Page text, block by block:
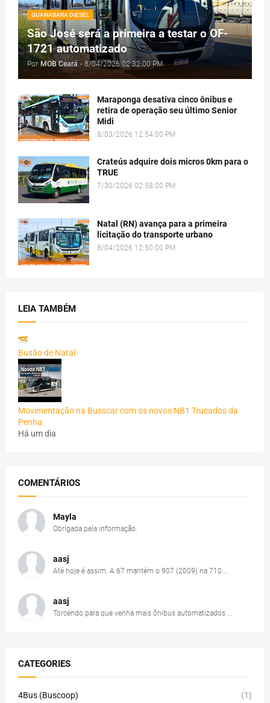
GUANABARA DIESEL
São José será a primeira a testar o OF-
1721 automatizado
Por MOB Ceará - 8/04/2026 02:32:00 PM
Maraponga desativa cinco ônibus e
retira de operação seu último Senior
Midi
8/03/2026 12:54:00 PM
Crateús adquire dois micros 0km para o
TRUE
7/30/2026 02:58:00 PM
Natal (RN) avança para a primeira
licitação do transporte urbano
8/04/2026 12:50:00 PM
LEIA TAMBÉM
Busão de Natal
Movimentação na Busscar com os novos NB1 Trucados da
Penha
Há um dia
COMENTÁRIOS
Mayla
Obrigada pela informação.
aasj
Até hoje é assim. A 67 mantém o 907 (2009) na 710....
aasj
Torcendo para que venha mais ônibus automatizados ...
CATEGORIES
4Bus (Buscoop) (1)